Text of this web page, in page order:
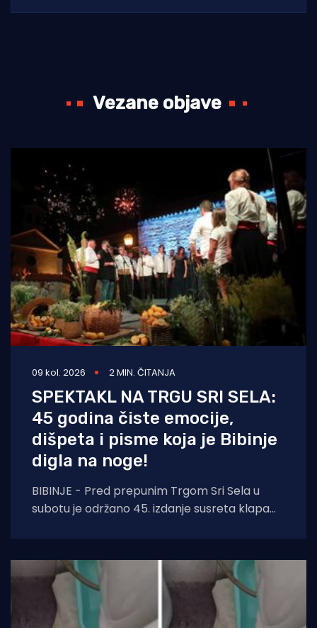
Vezane objave
09 kol. 2026 2 MIN. ČITANJA
SPEKTAKL NA TRGU SRI SELA:
45 godina čiste emocije,
dišpeta i pisme koja je Bibinje
digla na noge!
BIBINJE - Pred prepunim Trgom Sri Sela u
subotu je održano 45. izdanje susreta klapa